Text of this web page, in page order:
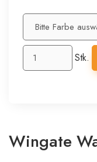
Stk.
Wingate